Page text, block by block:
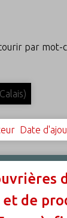
par mot-
Date
de